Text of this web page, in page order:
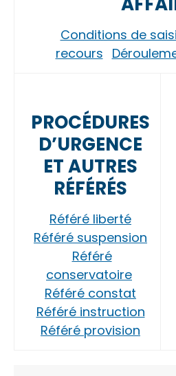
Conditions de
recours
PROCÉDURES
D’URGENCE
ET AUTRES
RÉFÉRÉS
Référé liberté
Référé suspension
Référé
conservatoire
Référé constat
Référé instruction
Référé provision